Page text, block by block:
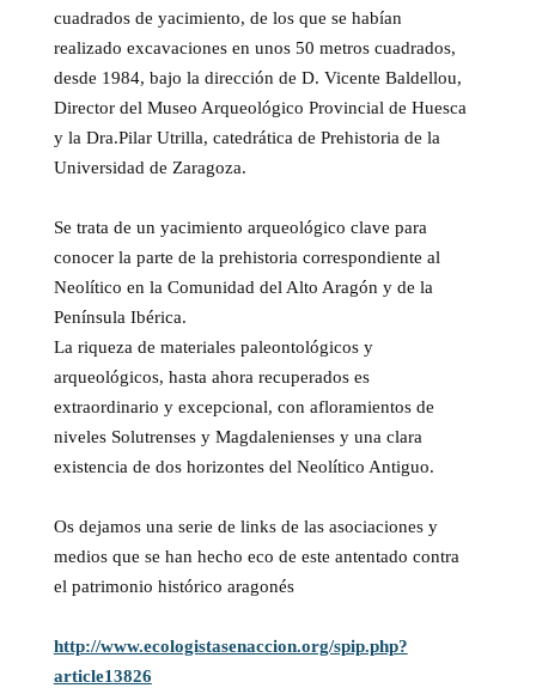
cuadrados de yacimiento, de los que se habían
realizado excavaciones en unos 50 metros cuadrados,
desde 1984, bajo la dirección de D. Vicente Baldellou,
Director del Museo Arqueológico Provincial de Huesca
y la Dra.Pilar Utrilla, catedrática de Prehistoria de la
Universidad de Zaragoza.
Se trata de un yacimiento arqueológico clave para
conocer la parte de la prehistoria correspondiente al
Neolítico en la Comunidad del Alto Aragón y de la
Península Ibérica.
La riqueza de materiales paleontológicos y
arqueológicos, hasta ahora recuperados es
extraordinario y excepcional, con afloramientos de
niveles Solutrenses y Magdalenienses y una clara
existencia de dos horizontes del Neolítico Antiguo.
Os dejamos una serie de links de las asociaciones y
medios que se han hecho eco de este antentado contra
el patrimonio histórico aragonés
http://www.ecologistasenaccion.org/spip.php?
article13826